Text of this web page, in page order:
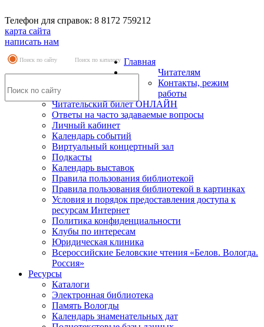
Телефон для справок: 8 8172 759212
карта сайта
написать нам
Поиск по сайту Поиск по каталогу Главная
Читателям
Контакты, режим
работы
Читательский билет ОНЛАЙН
Ответы на часто задаваемые вопросы
Личный кабинет
Календарь событий
Виртуальный концертный зал
Подкасты
Календарь выставок
Правила пользования библиотекой
Правила пользования библиотекой в картинках
Условия и порядок предоставления доступа к
ресурсам Интернет
Политика конфиденциальности
Клубы по интересам
Юридическая клиника
Всероссийские Беловские чтения «Белов. Вологда.
Россия»
Ресурсы
Каталоги
Электронная библиотека
Память Вологды
Календарь знаменательных дат